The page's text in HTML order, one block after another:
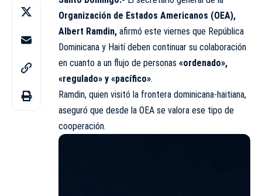
Organización de Estados Americanos (OEA),
Albert Ramdin, afirmó este viernes que República
Dominicana y Haití deben continuar su colaboración
en cuanto a un flujo de personas «ordenado»,
«regulado» y «pacífico».
Ramdin, quien visitó la frontera dominicana-haitiana,
aseguró que desde la OEA se valora ese tipo de
cooperación.